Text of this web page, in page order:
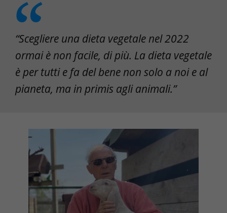
“Scegliere una dieta vegetale nel 2022
ormai è non facile, di più. La dieta vegetale
è per tutti e fa del bene non solo a noi e al
pianeta, ma in primis agli animali.”